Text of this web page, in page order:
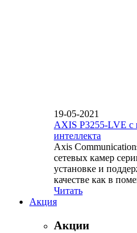
19-05-2021
AXIS P3255-LVE с
интеллекта
Axis
сетевых камер
установке и
качестве как в
Читать
Акция
Акции